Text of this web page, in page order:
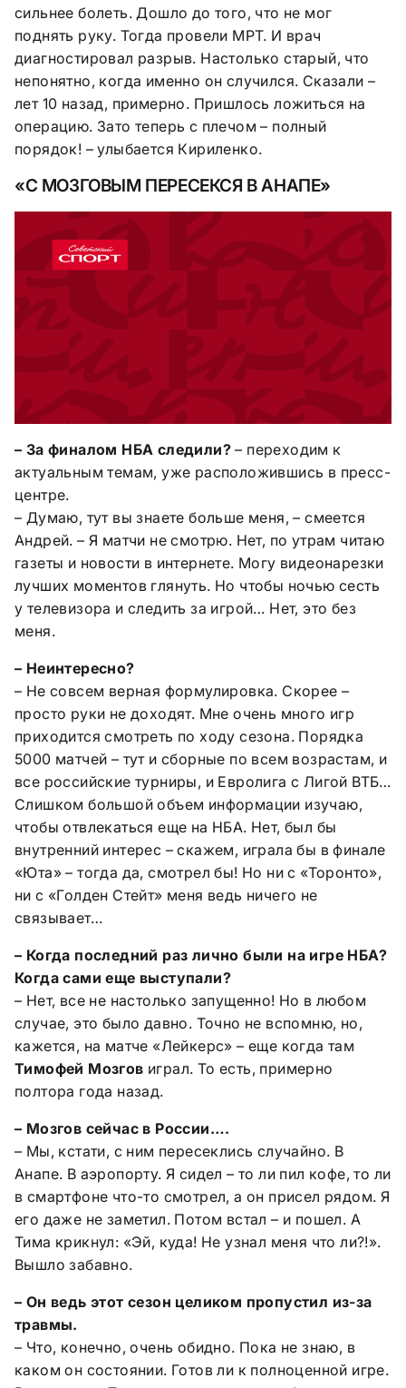
сильнее болеть. Дошло до того, что не мог
поднять руку. Тогда провели МРТ. И врач
диагностировал разрыв. Настолько старый, что
непонятно, когда именно он случился. Сказали –
лет 10 назад, примерно. Пришлось ложиться на
операцию. Зато теперь с плечом – полный
порядок! – улыбается Кириленко.
«С МОЗГОВЫМ ПЕРЕСЕКСЯ В АНАПЕ»
– За финалом НБА следили? – переходим к
актуальным темам, уже расположившись в пресс-
центре.
– Думаю, тут вы знаете больше меня, – смеется
Андрей. – Я матчи не смотрю. Нет, по утрам читаю
газеты и новости в интернете. Могу видеонарезки
лучших моментов глянуть. Но чтобы ночью сесть
у телевизора и следить за игрой… Нет, это без
меня.
– Неинтересно?
– Не совсем верная формулировка. Скорее –
просто руки не доходят. Мне очень много игр
приходится смотреть по ходу сезона. Порядка
5000 матчей – тут и сборные по всем возрастам, и
все российские турниры, и Евролига с Лигой ВТБ…
Слишком большой объем информации изучаю,
чтобы отвлекаться еще на НБА. Нет, был бы
внутренний интерес – скажем, играла бы в финале
«Юта» – тогда да, смотрел бы! Но ни с «Торонто»,
ни с «Голден Стейт» меня ведь ничего не
связывает…
– Когда последний раз лично были на игре НБА?
Когда сами еще выступали?
– Нет, все не настолько запущенно! Но в любом
случае, это было давно. Точно не вспомню, но,
кажется, на матче «Лейкерс» – еще когда там
Тимофей Мозгов играл. То есть, примерно
полтора года назад.
– Мозгов сейчас в России….
– Мы, кстати, с ним пересеклись случайно. В
Анапе. В аэропорту. Я сидел – то ли пил кофе, то ли
в смартфоне что-то смотрел, а он присел рядом. Я
его даже не заметил. Потом встал – и пошел. А
Тима крикнул: «Эй, куда! Не узнал меня что ли?!».
Вышло забавно.
– Он ведь этот сезон целиком пропустил из-за
травмы.
– Что, конечно, очень обидно. Пока не знаю, в
каком он состоянии. Готов ли к полноценной игре.